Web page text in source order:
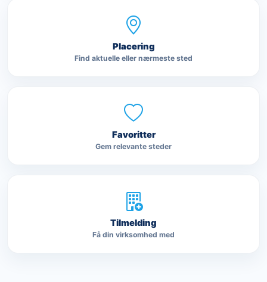
Placering
Find aktuelle eller nærmeste sted
Favoritter
Gem relevante steder
Tilmelding
Få din virksomhed med